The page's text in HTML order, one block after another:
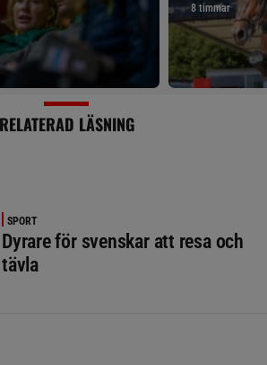
8 timmar
RELATERAD LÄSNING
SPORT
Dyrare för svenskar att resa och
tävla